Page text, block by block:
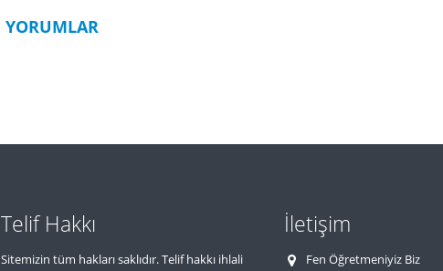
YORUMLAR
Telif Hakkı
Sitemizin tüm hakları saklıdır. Telif hakkı ihlali
İletişim
Fen Öğretmeniyiz Biz